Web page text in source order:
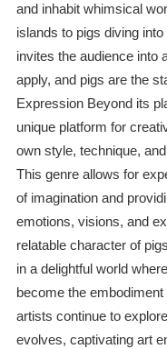
and inhabit whimsical
islands to pigs diving
invites the audience into
apply, and pigs are the
Expression Beyond its
unique platform for
own style, technique,
This genre allows for
of imagination and
emotions, visions, and
relatable character of
in a delightful world
become the
artists continue to
evolves, captivating art